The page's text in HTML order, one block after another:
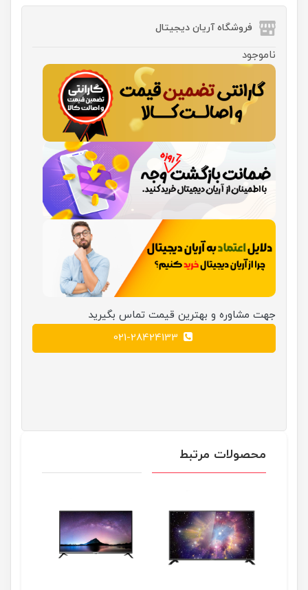
فروشگاه آریان دیجیتال
ناموجود
جهت مشاوره و بهترین قیمت تماس بگیرید
محصولات مرتبط